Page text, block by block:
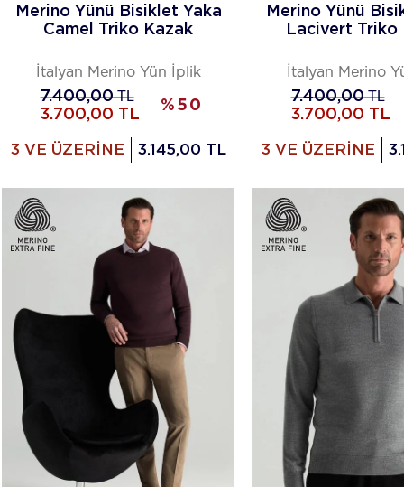
Merino Yünü Bisiklet Yaka
Camel Triko Kazak
İtalyan Merino Yün İplik
7.400,00TL
3.700,00 TL
% 50
3 VE ÜZERİNE 3.145,00 TL
Merino Yünü
Lacivert Triko
İtalyan Merino
7.400,00TL
3.700,00 TL
3 VE ÜZERİNE